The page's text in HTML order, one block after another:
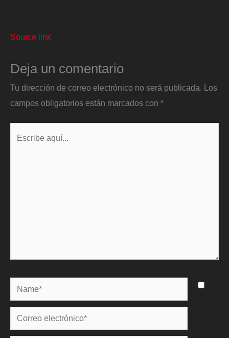
Source link
Deja un comentario
Tu dirección de correo electrónico no será publicada. Los
campos obligatorios están marcados con *
Name*
Correo
electrónico*